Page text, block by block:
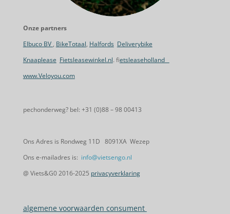
Onze partners
Elbuco BV , BikeTotaal, Halfords Deliverybike
Knaaplease Fietsleasewinkel.nl. fietsleaseholland
www.Veloyou.com
pechonderweg? bel: +31 (0)88 – 98 00413
Ons Adres is Rondweg 11D 8091XA Wezep
Ons e-mailadres is: info@vietsengo.nl
@ Viets&G0 2016-2025 privacyverklaring
algemene voorwaarden consument